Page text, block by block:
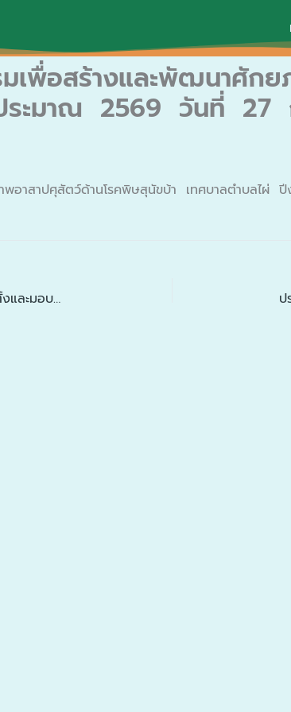
เพื่อสร้างและพัฒนาศัก
ประมาณ 2569 วันที่
ภาพอาสาปศุสัตว์ด้านโรคพิษสุนัขบ้า เทศบาลตำ
คำสั่งเทศบาลตำบลไผ่ ที่ 70 / 2569 เรื่อง แต่งตั้งและมอบหมายการปฏิบัติหน้าที่พนักงานเทศบาลเตรียมการร่วมงานโครงการ ” ประเพณีบุญคูนลานสู่ขวัญข้าว ของดีบ้านฉัน ” อำเภอเมืองกาฬสินธุ์ ประจำปี พ.ศ. 2569 ลงวันที่ 12 กุมภาพันธ์ 2569